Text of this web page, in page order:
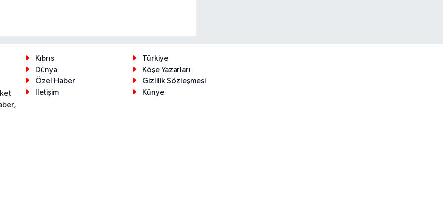
Kıbrıs
Türkiye
Dünya
Köşe Yazarları
Özel Haber
Gizlilik Sözleşmesi
İletişim
Künye